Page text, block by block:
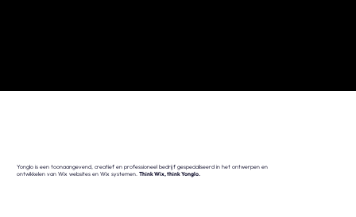
Yonglo is een toonaangevend, creatief en professioneel bedrijf gespecialiseerd in het ontwerpen en
ontwikkelen van Wix websites en Wix systemen. Think Wix, think Yonglo.